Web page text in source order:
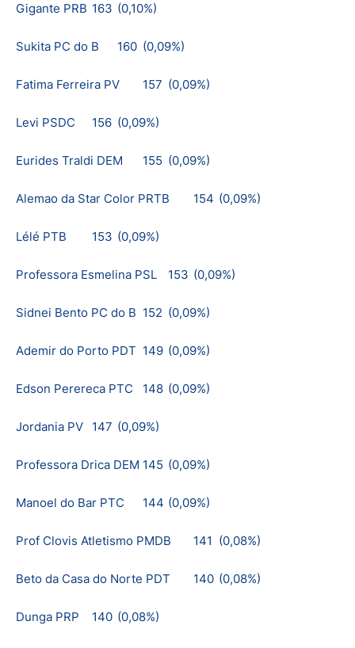
Gigante PRB 163 (0,10%)
Sukita PC do B 160 (0,09%)
Fatima Ferreira PV 157 (0,09%)
Levi PSDC 156 (0,09%)
Eurides Traldi DEM 155 (0,09%)
Alemao da Star Color PRTB 154 (0,09%)
Lélé PTB 153 (0,09%)
Professora Esmelina PSL 153 (0,09%)
Sidnei Bento PC do B 152 (0,09%)
Ademir do Porto PDT 149 (0,09%)
Edson Perereca PTC 148 (0,09%)
Jordania PV 147 (0,09%)
Professora Drica DEM 145 (0,09%)
Manoel do Bar PTC 144 (0,09%)
Prof Clovis Atletismo PMDB 141 (0,08%)
Beto da Casa do Norte PDT 140 (0,08%)
Dunga PRP 140 (0,08%)